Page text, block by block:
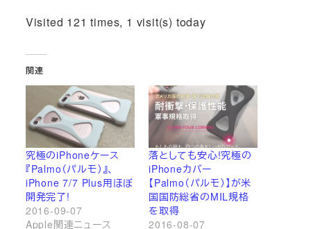
Visited 121 times, 1 visit(s) today
関連
究極のiPhoneケース
『Palmo（パルモ）』、
iPhone 7/7 Plus用ほぼ
開発完了!
2016-09-07
Apple関連ニュース
落としても安心!究極の
iPhoneカバー
【Palmo（パルモ）】が米
国国防総省のMIL規格
を取得
2016-08-07